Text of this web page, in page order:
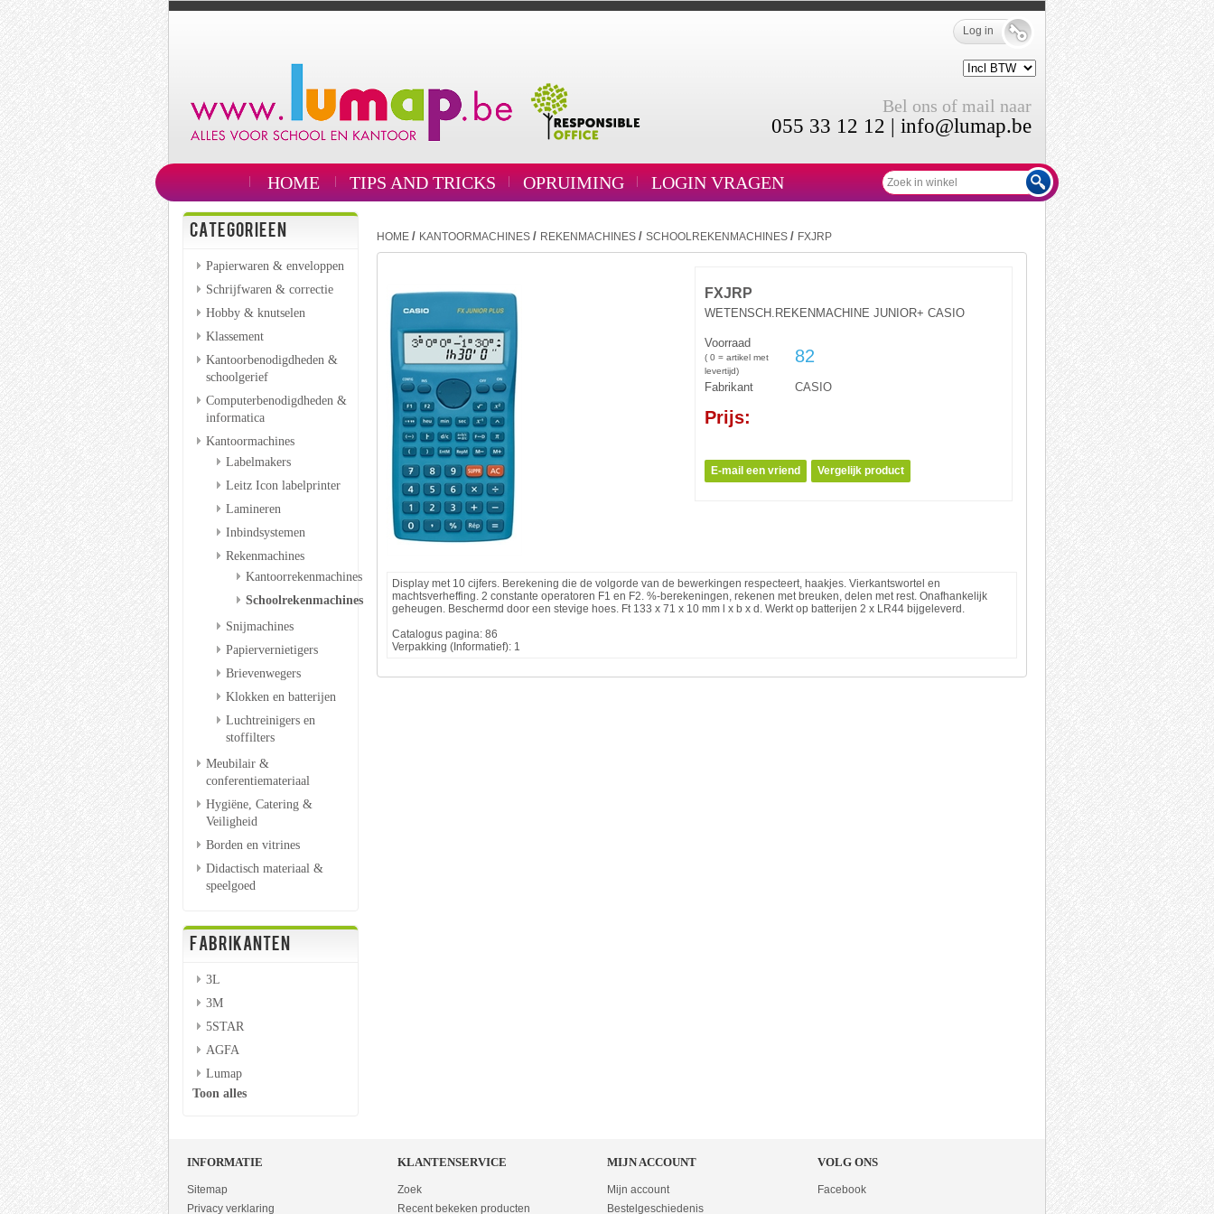
Log in
Bel ons of mail naar
055 33 12 12 | info@lumap.be
HOME TIPS AND TRICKS OPRUIMING LOGIN VRAGEN
CATEGORIEEN
Papierwaren & enveloppen
Schrijfwaren & correctie
Hobby & knutselen
Klassement
Kantoorbenodigdheden &
schoolgerief
Computerbenodigdheden &
informatica
Kantoormachines
Labelmakers
Leitz Icon labelprinter
Lamineren
Inbindsystemen
Rekenmachines
Kantoorrekenmachines
Schoolrekenmachines
Snijmachines
Papiervernietigers
Brievenwegers
Klokken en batterijen
Luchtreinigers en
stoffilters
Meubilair &
conferentiemateriaal
Hygiëne, Catering &
Veiligheid
Borden en vitrines
Didactisch materiaal &
speelgoed
FABRIKANTEN
3L
3M
5STAR
AGFA
Lumap
Toon alles
HOME / KANTOORMACHINES / REKENMACHINES / SCHOOLREKENMACHINES / FXJRP
FXJRP
WETENSCH.REKENMACHINE JUNIOR+ CASIO
Voorraad
( 0 = artikel met
levertijd)
82
Fabrikant CASIO
Prijs:
Display met 10 cijfers. Berekening die de volgorde van de bewerkingen respecteert, haakjes. Vierkantswortel en
machtsverheffing. 2 constante operatoren F1 en F2. %-berekeningen, rekenen met breuken, delen met rest. Onafhankelijk
geheugen. Beschermd door een stevige hoes. Ft 133 x 71 x 10 mm l x b x d. Werkt op batterijen 2 x LR44 bijgeleverd.
Catalogus pagina: 86
Verpakking (Informatief): 1
INFORMATIE
Sitemap
Privacy verklaring
KLANTENSERVICE
Zoek
Recent bekeken producten
MIJN ACCOUNT
Mijn account
Bestelgeschiedenis
VOLG ONS
Facebook